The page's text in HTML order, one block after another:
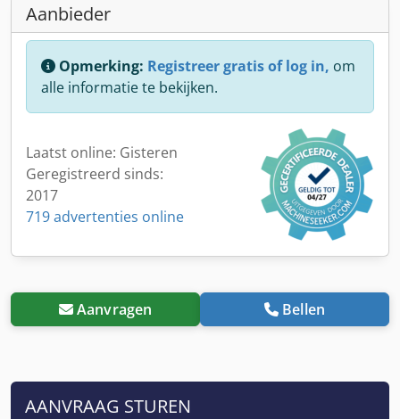
Aanbieder
Opmerking: Registreer gratis of log in, om
alle informatie te bekijken.
Laatst online: Gisteren
Geregistreerd sinds:
2017
719 advertenties online
Aanvragen Bellen
AANVRAAG STUREN